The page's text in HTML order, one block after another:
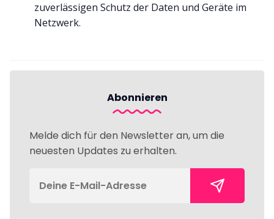
zuverlässigen Schutz der Daten und Geräte im
Netzwerk.
Abonnieren
Melde dich für den Newsletter an, um die
neuesten Updates zu erhalten.